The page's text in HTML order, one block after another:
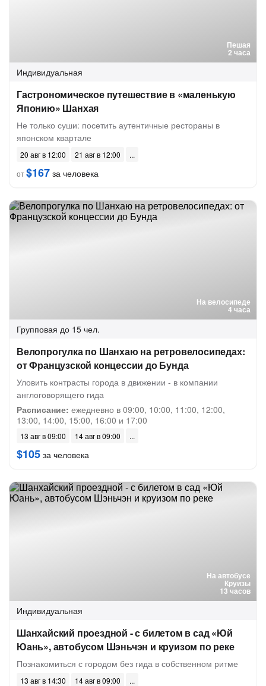
Пешая
2 часа
Индивидуальная
Гастрономическое путешествие в «маленькую
Японию» Шанхая
Не только суши: посетить аутентичные рестораны в
японском квартале
20 авг в 12:00
21 авг в 12:00
от$167 за человека
На велосипеде
4 часа
Групповая до 15 чел.
Велопрогулка по Шанхаю на ретровелосипедах:
от Французской концессии до Бунда
Уловить контрасты города в движении - в компании
англоговорящего гида
Расписание: ежедневно в 09:00, 10:00, 11:00, 12:00,
13:00, 14:00, 15:00, 16:00 и 17:00
13 авг в 09:00 14 авг в 09:00
$105 за человека
На автобусе
Круизы
13 часов
Индивидуальная
Шанхайский проездной - с билетом в сад «Юй
Юань», автобусом Шэньчэн и круизом по реке
Познакомиться с городом без гида в собственном ритме
13 авг в 14:30
14 авг в 09:00